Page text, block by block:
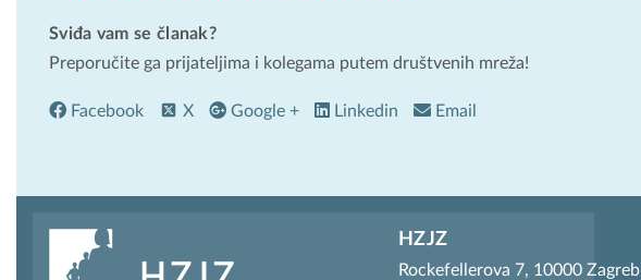
Sviđa vam se članak?
Preporučite ga prijateljima i kolegama putem društvenih mreža!
Facebook X Google + Linkedin Email
HZJZ
Rockefellerova 7, 10000 Zagreb